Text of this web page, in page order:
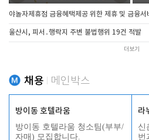
야놀자제휴점 금융혜택제공 위한 제휴 및 금융서
울산시, 피서․행락지 주변 불법행위 19건 적발
더보기
채용 메인박스
방이동 호텔라움
방이동 호텔라움 청소팀(부부/
자매) 모집합니다.
라
신
번